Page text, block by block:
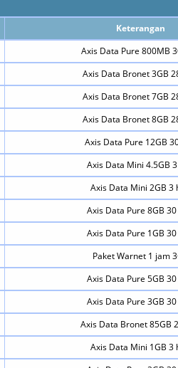
Keterangan
Axis Data Pure 800MB
Axis Data Bronet 3GB
Axis Data Bronet 7GB
Axis Data Bronet 8GB
Axis Data Pure 12GB
Axis Data Mini 4.5GB
Axis Data Mini 2GB 3
Axis Data Pure 8GB
Axis Data Pure 1GB
Paket Warnet 1 jam
Axis Data Pure 5GB
Axis Data Pure 3GB
Axis Data Bronet 85GB
Axis Data Mini 1GB 3